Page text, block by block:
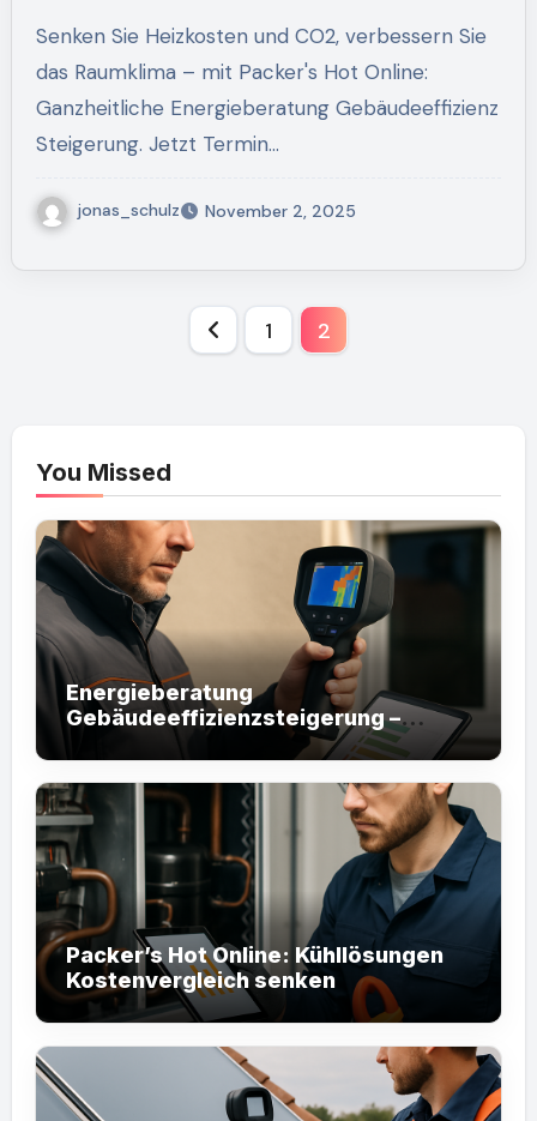
Senken Sie Heizkosten und CO2, verbessern Sie
das Raumklima – mit Packer's Hot Online:
Ganzheitliche Energieberatung Gebäudeeffizienz
Steigerung. Jetzt Termin…
jonas_schulz November 2, 2025
1 2
You Missed
Energieberatung
Gebäudeeffizienzsteigerung –
Packer’s Hot Online
Packer’s Hot Online: Kühllösungen
Kostenvergleich senken